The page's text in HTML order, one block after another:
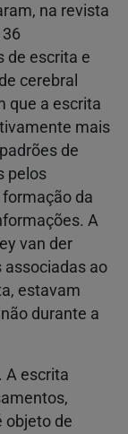
na revista
de escrita e
cerebral
que a escrita
mais
de
pelos
da
A
van der
associadas ao
estavam
durante a
A escrita
objeto de